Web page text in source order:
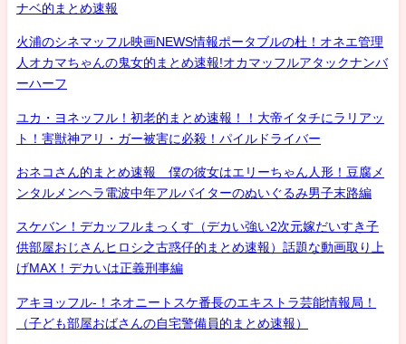
ナベ的まとめ速報
火浦のシネマッフル映画NEWS情報ポータブルの杜！オネエ管理
人オカマちゃんの鬼女的まとめ速報!オカマッフルアタックナンバ
ーハーフ
ユカ・ヨネッフル！初老的まとめ速報！！大帝イタチにラリアッ
ト！害獣神アリ・ガー被害に必殺！パイルドライバー
おネコさん的まとめ速報 僕の彼女はエリーちゃん人形！豆腐メ
ンタルメンヘラ電波中年アルバイターのぬいぐるみ男子末路編
スケバン！デカッフルまっくす（デカい強い2次元嫁だいすき子
供部屋おじさんヒロシ之古惑仔的まとめ速報）話題な動画取り上
げMAX！デカいは正義刑事編
アキヨッフル-！ネオニートスケ番長のエキストラ芸能情報局！
（子ども部屋おばさんの自宅警備員的まとめ速報）